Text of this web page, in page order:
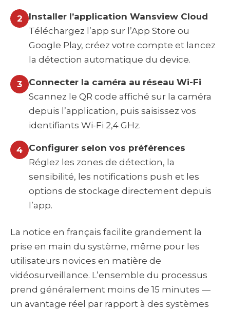
2
Installer l’application Wansview Cloud
Téléchargez l’app sur l’App Store ou
Google Play, créez votre compte et lancez
la détection automatique du device.
3
Connecter la caméra au réseau Wi-Fi
Scannez le QR code affiché sur la caméra
depuis l’application, puis saisissez vos
identifiants Wi-Fi 2,4 GHz.
4
Configurer selon vos préférences
Réglez les zones de détection, la
sensibilité, les notifications push et les
options de stockage directement depuis
l’app.
La notice en français facilite grandement la
prise en main du système, même pour les
utilisateurs novices en matière de
vidéosurveillance. L’ensemble du processus
prend généralement moins de 15 minutes —
un avantage réel par rapport à des systèmes